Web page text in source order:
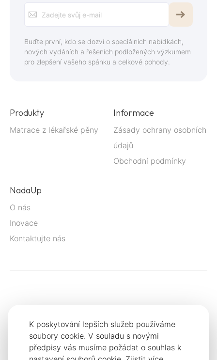
K poskytování lepších služeb používáme
soubory cookie. V souladu s novými
předpisy vás musíme požádat o souhlas k
odběru
zpravodaje:
Buďte první, kdo se dozví o speciálních nabídkách,
nových vydáních a řešeních podložených výzkumem
pro zlepšení vašeho spánku a celkové pohody.
Produkty
Matrace z lékařské pěny
Informace
Zásady ochrany osobních
údajů
Obchodní podmínky
NadaUp
O nás
Inovace
Kontaktujte nás